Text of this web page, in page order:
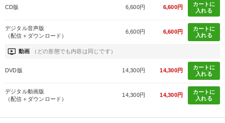
CD版 6,600円 6,600円
カートに
入れる
デジタル音声版
（配信＋ダウンロード）
6,600円 6,600円
カートに
入れる
ondemand_video 動画 （どの形態でも内容は同じです）
DVD版 14,300円 14,300円
カートに
入れる
デジタル動画版
（配信＋ダウンロード）
14,300円 14,300円
カートに
入れる